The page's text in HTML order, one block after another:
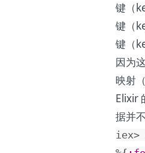
键（
键（
键（
因为
映射
Elixir
据并
iex>